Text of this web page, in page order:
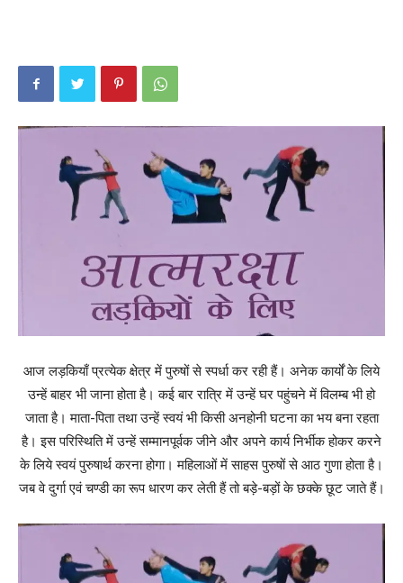
आज लड़कियाँ प्रत्येक क्षेत्र में पुरुषों से स्पर्धा कर रही हैं। अनेक कार्यों के लिये
उन्हें बाहर भी जाना होता है। कई बार रात्रि में उन्हें घर पहुंचने में विलम्ब भी हो
जाता है। माता-पिता तथा उन्हें स्वयं भी किसी अनहोनी घटना का भय बना रहता
है। इस परिस्थिति में उन्हें सम्मानपूर्वक जीने और अपने कार्य निर्भीक होकर करने
के लिये स्वयं पुरुषार्थ करना होगा। महिलाओं में साहस पुरुषों से आठ गुणा होता है।
जब वे दुर्गा एवं चण्डी का रूप धारण कर लेती हैं तो बड़े-बड़ों के छक्के छूट जाते हैं।